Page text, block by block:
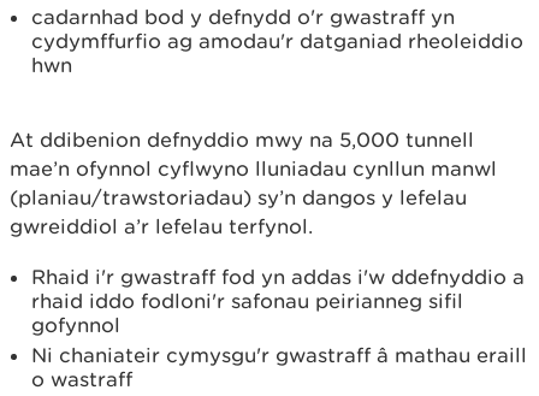
cadarnhad bod y defnydd o'r gwastraff yn
cydymffurfio ag amodau'r datganiad rheoleiddio
hwn
At ddibenion defnyddio mwy na 5,000 tunnell
mae’n ofynnol cyflwyno lluniadau cynllun manwl
(planiau/trawstoriadau) sy’n dangos y lefelau
gwreiddiol a’r lefelau terfynol.
Rhaid i'r gwastraff fod yn addas i'w ddefnyddio a
rhaid iddo fodloni'r safonau peirianneg sifil
gofynnol
Ni chaniateir cymysgu'r gwastraff â mathau eraill
o wastraff